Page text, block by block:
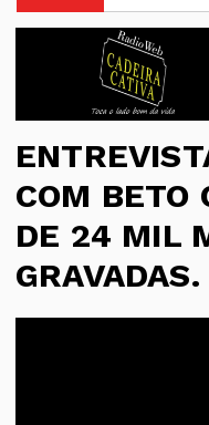
COM BETO
DE 24 MIL
GRAVADAS.